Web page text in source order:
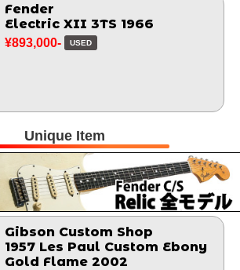
Fender
Electric XII 3TS 1966
¥893,000- USED
Unique Item
Gibson Custom Shop
1957 Les Paul Custom Ebony
Gold Flame 2002